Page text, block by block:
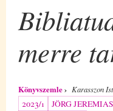
merre
Könyvszemle Karasszon
2023/1 JÖRG JEREMIAS